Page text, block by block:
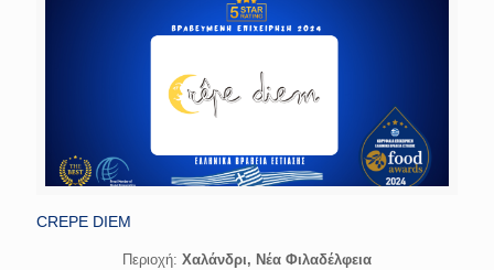
CREPE DIEM
Περιοχή: Χαλάνδρι, Νέα Φιλαδέλφεια